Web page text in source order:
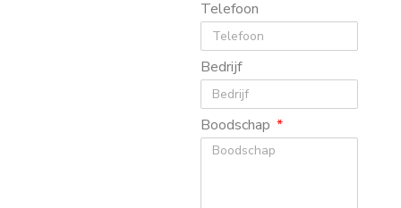
Telefoon
Bedrijf
Boodschap